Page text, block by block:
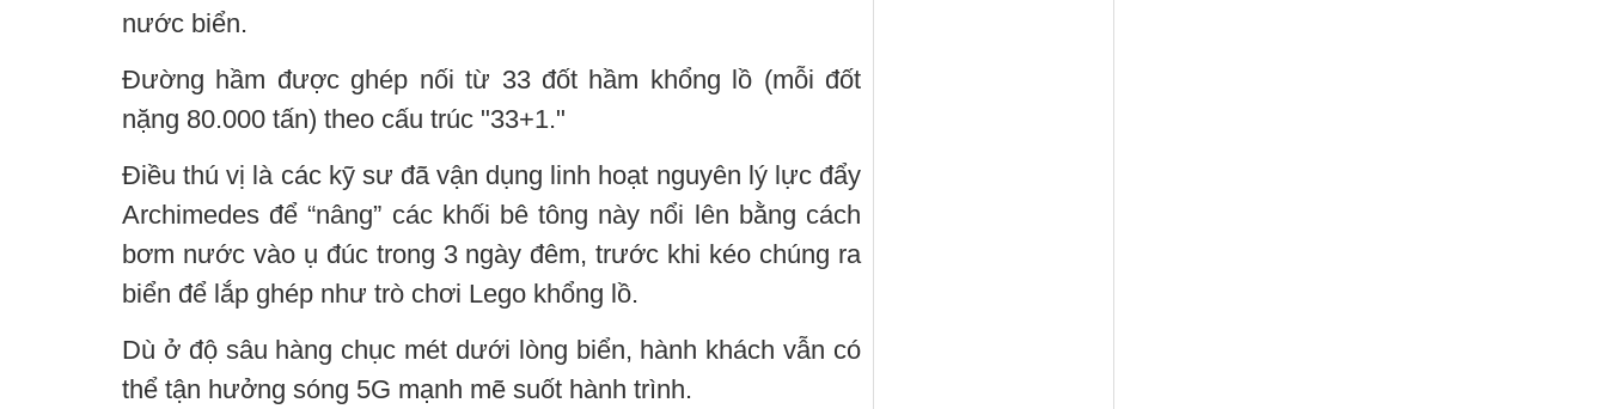
nước biển.
Đường hầm được ghép nối từ 33 đốt hầm khổng lồ (mỗi đốt
nặng 80.000 tấn) theo cấu trúc "33+1."
Điều thú vị là các kỹ sư đã vận dụng linh hoạt nguyên lý lực đẩy
Archimedes để “nâng” các khối bê tông này nổi lên bằng cách
bơm nước vào ụ đúc trong 3 ngày đêm, trước khi kéo chúng ra
biển để lắp ghép như trò chơi Lego khổng lồ.
Dù ở độ sâu hàng chục mét dưới lòng biển, hành khách vẫn có
thể tận hưởng sóng 5G mạnh mẽ suốt hành trình.